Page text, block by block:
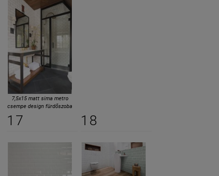
7,5x15 matt sima metro
csempe design fürdőszoba
17 18